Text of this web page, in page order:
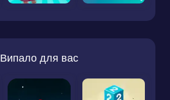
Випало для вас